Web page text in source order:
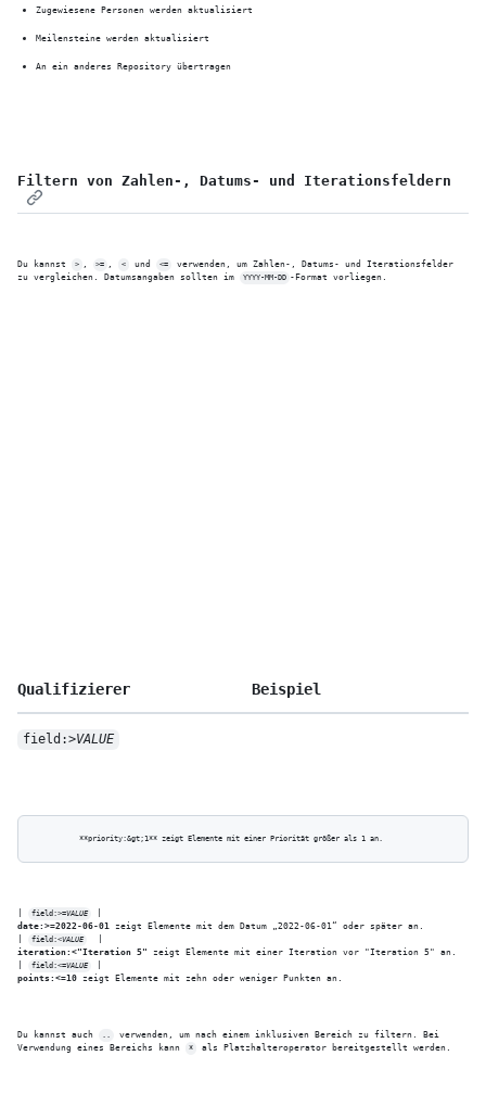
Zugewiesene Personen werden aktualisiert
Meilensteine werden aktualisiert
An ein anderes Repository übertragen
Filtern von Zahlen-, Datums- und Iterationsfeldern
Du kannst > , >= , < und <=
verwenden, um Zahlen-, Datums- und Iterationsfelder
zu vergleichen. Datumsangaben sollten im
YYYY-MM-DD -Format vorliegen.
Qualifizierer Beispiel
field:>VALUE
field:>=VALUE
date:>=2022-06-01 zeigt Elemente mit dem Datum „2022-06-01“ oder später an.
field:<VALUE
iteration:<"Iteration 5" zeigt Elemente mit einer Iteration vor "Iteration 5" an.
field:<=VALUE
points:<=10 zeigt Elemente mit zehn oder weniger Punkten an.
Du kannst auch ..
verwenden, um nach einem inklusiven Bereich zu filtern. Bei
Verwendung eines Bereichs kann
* als Platzhalteroperator bereitgestellt werden.